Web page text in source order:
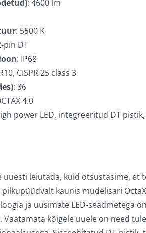
: 4600 lm
: 5500 K
pin DT
: IP68
CISPR 25 class 3
: 36
4.0
power LED, integreeritud DT
uuesti leiutada, kuid otsustasime, et
pilkupüüdvalt kaunis mudelisari
ja uusimate LED-seadmetega
Vaatamata kõigele uuele on need